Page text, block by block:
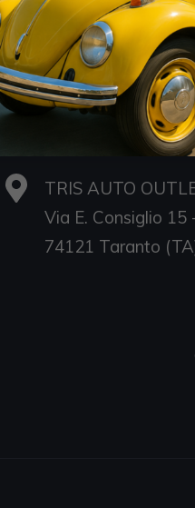
Sedi
TRIS AUTO SRL
Via E. Consiglio 7
74121 Taranto
P.IVA
TRIS AUTO
Via E. Consiglio
74121 Taranto